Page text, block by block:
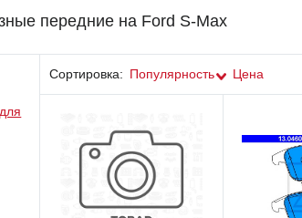
передние на Ford S-Max
Сортировка: Популярность Цена